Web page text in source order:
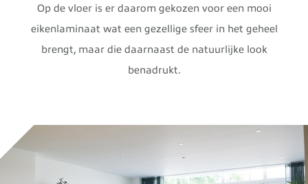
Op de vloer is er daarom gekozen voor een mooi
eikenlaminaat wat een gezellige sfeer in het geheel
brengt, maar die daarnaast de natuurlijke look
benadrukt.